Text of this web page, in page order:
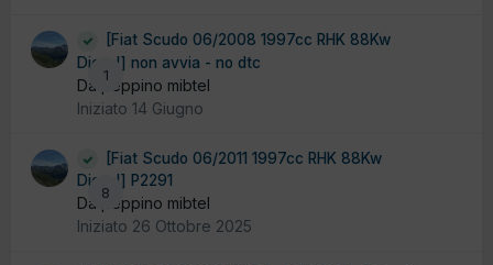
1
[Fiat Scudo 06/2008 1997cc RHK 88Kw
Diesel] non avvia - no dtc
Da peppino mibtel
Iniziato 14 Giugno
8
[Fiat Scudo 06/2011 1997cc RHK 88Kw
Diesel] P2291
Da peppino mibtel
Iniziato 26 Ottobre 2025